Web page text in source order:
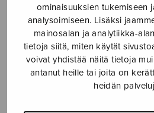
ominaisuuksien tukemiseen
analysoimiseen. Lisäksi
mainosalan ja analytiikka-
tietoja siitä, miten käytät
voivat yhdistää näitä tietoja
antanut heille tai joita on
heidän
Poco_4
31.3.2017